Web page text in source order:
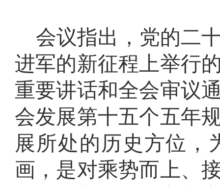
会议指出，党的二
进军的新征程上举行
重要讲话和全会审议
会发展第十五个五年
展所处的历史方位，
画，是对乘势而上、